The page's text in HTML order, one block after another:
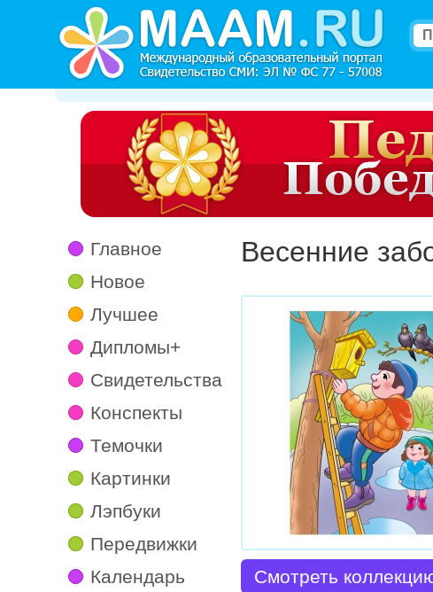
Главное
Новое
Лучшее
Дипломы+
Свидетельства
Конспекты
Темочки
Картинки
Лэпбуки
Передвижки
Календарь
Весенние
Смотреть